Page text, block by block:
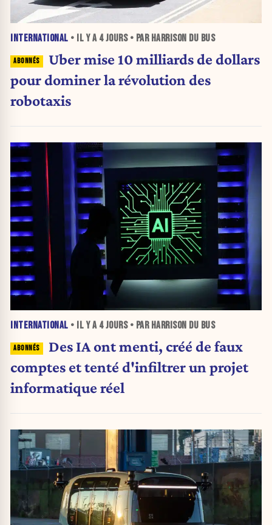
INTERNATIONAL • IL Y A 4 JOURS• PAR HARRISON DU BUS
Uber mise 10 milliards de dollars
pour dominer la révolution des
robotaxis
INTERNATIONAL • IL Y A 4 JOURS• PAR HARRISON DU BUS
Des IA ont menti, créé de faux
comptes et tenté d'infiltrer un projet
informatique réel